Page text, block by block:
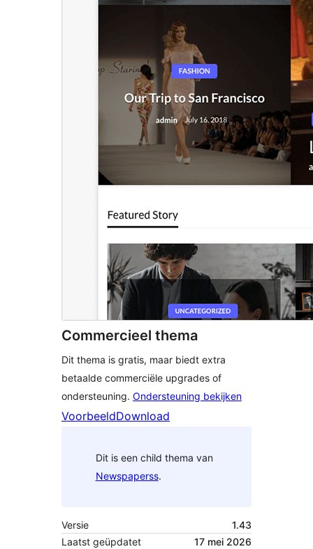
Commercieel thema
Dit thema is gratis, maar biedt extra
betaalde commerciële upgrades of
ondersteuning. Ondersteuning bekijken
VoorbeeldDownload
Dit is een child thema van
Newspaperss.
Versie
1.43
Laatst geüpdatet
17 mei 2026